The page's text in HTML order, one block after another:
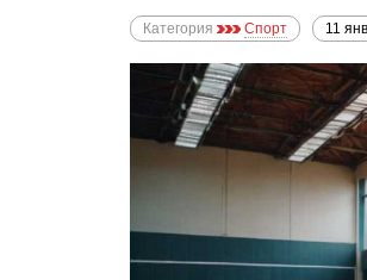
Категория Спорт 11